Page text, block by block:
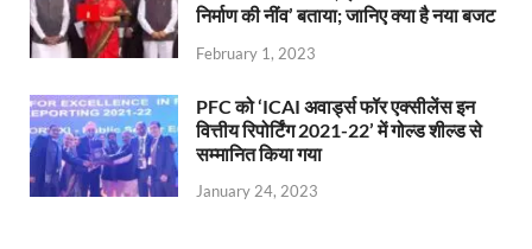
निर्माण की नींव’ बताया; जानिए क्या है नया बजट
February 1, 2023
PFC को ‘ICAI अवार्ड्स फॉर एक्सीलेंस इन
वित्तीय रिपोर्टिंग 2021-22’ में गोल्ड शील्ड से
सम्मानित किया गया
January 24, 2023